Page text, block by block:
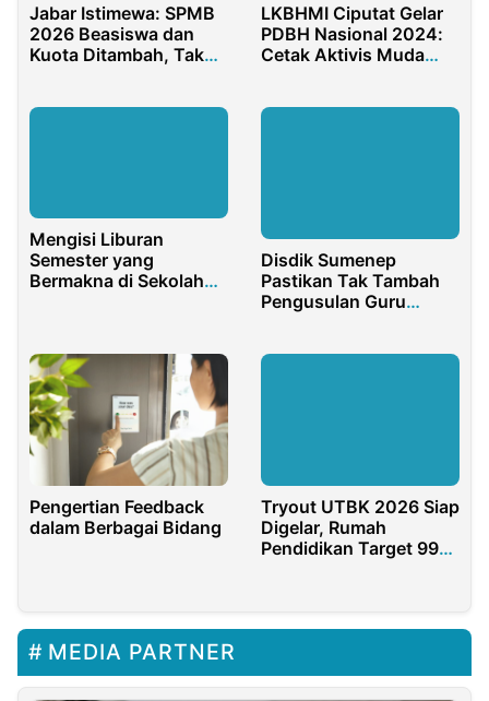
Jabar Istimewa: SPMB
2026 Beasiswa dan
Kuota Ditambah, Tak
LKBHMI Ciputat Gelar
PDBH Nasional 2024:
Cetak Aktivis Muda
Mengisi Liburan
Semester yang
Bermakna di Sekolah
Disdik Sumenep
Pastikan Tak Tambah
Pengusulan Guru
Pengertian Feedback
dalam Berbagai Bidang
Tryout UTBK 2026 Siap
Digelar, Rumah
Pendidikan Target 99
MEDIA PARTNER